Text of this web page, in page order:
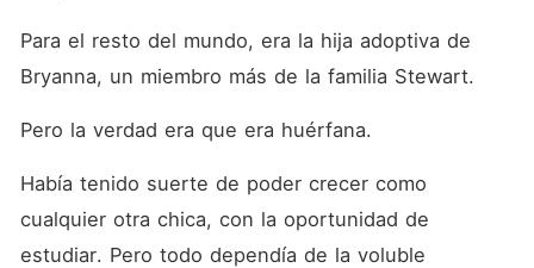
Para el resto del mundo, era la hija adoptiva de
Bryanna, un miembro más de la familia Stewart.
Pero la verdad era que era huérfana.
Había tenido suerte de poder crecer como
cualquier otra chica, con la oportunidad de
estudiar. Pero todo dependía de la voluble